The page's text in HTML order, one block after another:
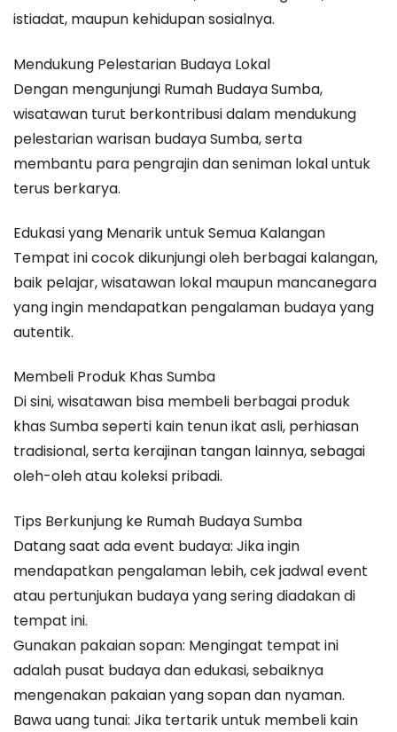
istiadat, maupun kehidupan sosialnya.
Mendukung Pelestarian Budaya Lokal
Dengan mengunjungi Rumah Budaya Sumba,
wisatawan turut berkontribusi dalam mendukung
pelestarian warisan budaya Sumba, serta
membantu para pengrajin dan seniman lokal untuk
terus berkarya.
Edukasi yang Menarik untuk Semua Kalangan
Tempat ini cocok dikunjungi oleh berbagai kalangan,
baik pelajar, wisatawan lokal maupun mancanegara
yang ingin mendapatkan pengalaman budaya yang
autentik.
Membeli Produk Khas Sumba
Di sini, wisatawan bisa membeli berbagai produk
khas Sumba seperti kain tenun ikat asli, perhiasan
tradisional, serta kerajinan tangan lainnya, sebagai
oleh-oleh atau koleksi pribadi.
Tips Berkunjung ke Rumah Budaya Sumba
Datang saat ada event budaya: Jika ingin
mendapatkan pengalaman lebih, cek jadwal event
atau pertunjukan budaya yang sering diadakan di
tempat ini.
Gunakan pakaian sopan: Mengingat tempat ini
adalah pusat budaya dan edukasi, sebaiknya
mengenakan pakaian yang sopan dan nyaman.
Bawa uang tunai: Jika tertarik untuk membeli kain